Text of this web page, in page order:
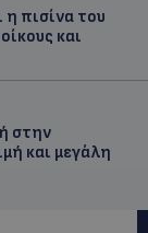
η πισίνα του
και
στην
και μεγάλη